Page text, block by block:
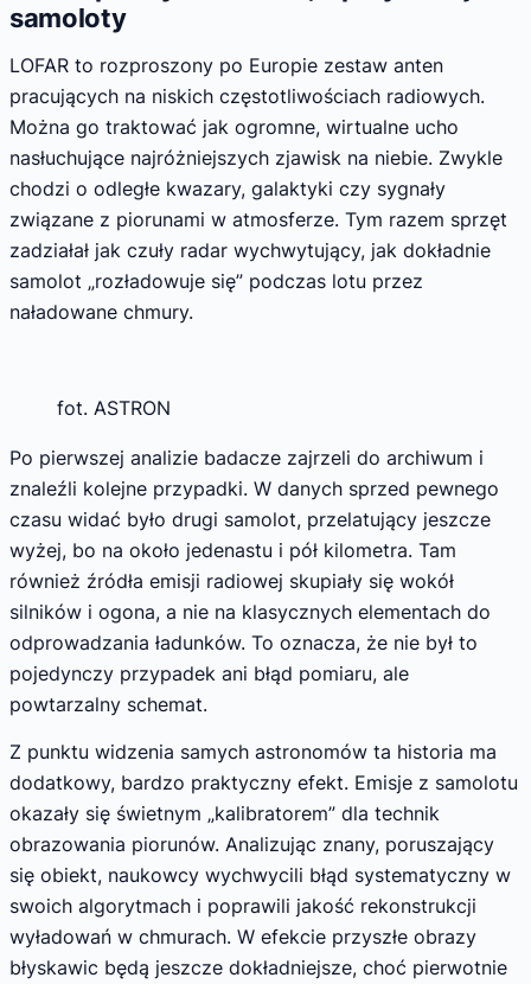
samoloty
LOFAR to rozproszony po Europie zestaw anten
pracujących na niskich częstotliwościach radiowych.
Można go traktować jak ogromne, wirtualne ucho
nasłuchujące najróżniejszych zjawisk na niebie. Zwykle
chodzi o odległe kwazary, galaktyki czy sygnały
związane z piorunami w atmosferze. Tym razem sprzęt
zadziałał jak czuły radar wychwytujący, jak dokładnie
samolot „rozładowuje się” podczas lotu przez
naładowane chmury.
fot. ASTRON
Po pierwszej analizie badacze zajrzeli do archiwum i
znaleźli kolejne przypadki. W danych sprzed pewnego
czasu widać było drugi samolot, przelatujący jeszcze
wyżej, bo na około jedenastu i pół kilometra. Tam
również źródła emisji radiowej skupiały się wokół
silników i ogona, a nie na klasycznych elementach do
odprowadzania ładunków. To oznacza, że nie był to
pojedynczy przypadek ani błąd pomiaru, ale
powtarzalny schemat.
Z punktu widzenia samych astronomów ta historia ma
dodatkowy, bardzo praktyczny efekt. Emisje z samolotu
okazały się świetnym „kalibratorem” dla technik
obrazowania piorunów. Analizując znany, poruszający
się obiekt, naukowcy wychwycili błąd systematyczny w
swoich algorytmach i poprawili jakość rekonstrukcji
wyładowań w chmurach. W efekcie przyszłe obrazy
błyskawic będą jeszcze dokładniejsze, choć pierwotnie